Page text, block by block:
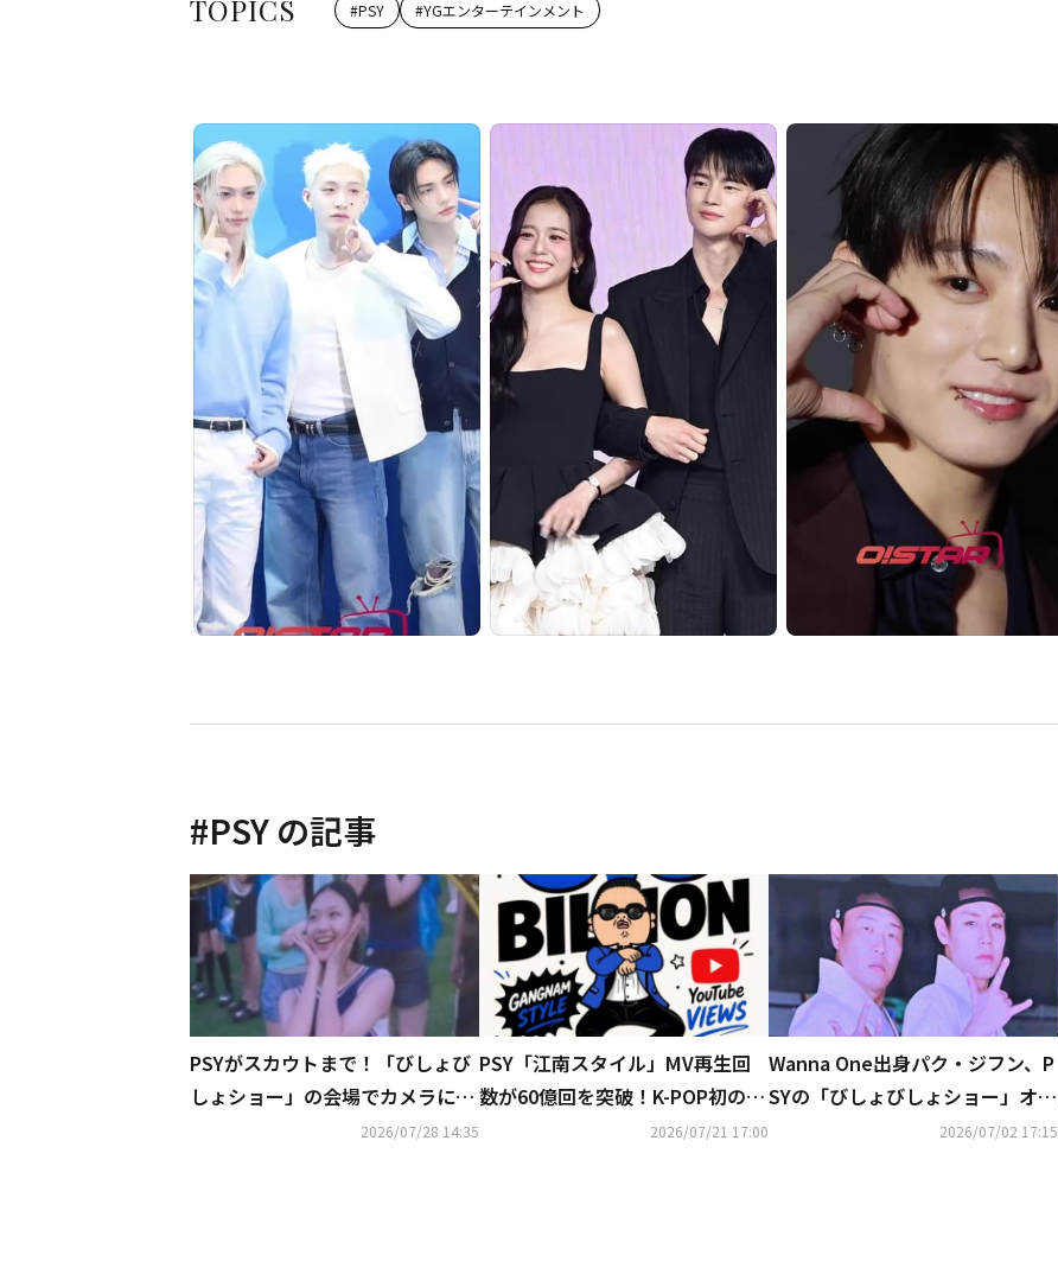
TOPICS #PSY #YGエンターテインメント
#PSY の記事
PSYがスカウトまで！「びしょび
しょショー」の会場でカメラに抜
かれた美少女が大きな話題に
2026/07/28 14:35
PSY「江南スタイル」MV再生回
数が60億回を突破！K-POP初の快
2026/07/21 17:00
Wanna One出身パク・ジフン、P
SYの「びしょびしょショー」オー
プニング映像に登場…意外な組み
2026/07/02 17:15